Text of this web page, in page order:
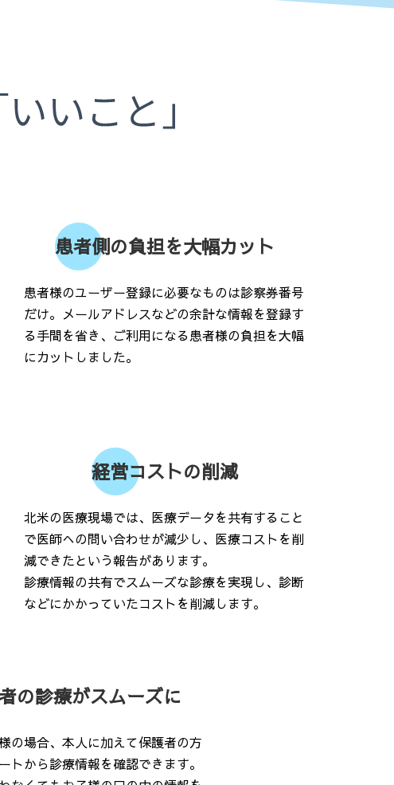
患者側の負担を大幅カット
患者様のユーザー登録に必要なものは診察券番号
だけ。メールアドレスなどの余計な情報を登録す
る手間を省き、ご利用になる患者様の負担を大幅
にカットしました。
経営コストの削減
北米の医療現場では、医療データを共有すること
で医師への問い合わせが減少し、医療コストを削
減できたという報告があります。
診療情報の共有でスムーズな診療を実現し、診断
などにかかっていたコストを削減します。
の診療がスムーズに
の場合、本人に加えて保護者の方
トから診療情報を確認できます。